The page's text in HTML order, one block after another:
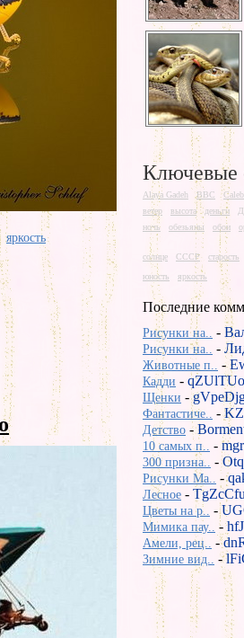
яркость
Ключевые
Alaya Gadeh BBC
ветер
высота деньги
ночь
обезьяны обои
солнце СССР старость
юность
яркость
Последние
Рисунки на.. -
Рисунки на.. -
Животные п.. -
Кадди - qZUlTUo
Щенки -
Фантастиче.. -
Детство -
10 самых п.. -
300 призна.. -
Рисунки Ma.. -
Лесное - TgZcCfu
Цветы на р.. -
Мимика пау.. -
Амели, рец.. -
Зимние вид.. -